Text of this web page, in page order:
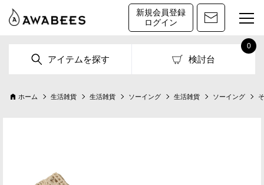
新規会員登録
ログイン
アイテムを探す 検討台
0
ホーム 生活雑貨 生活雑貨 ソーイング 生活雑貨 ソーイング